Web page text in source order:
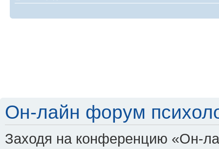
Он-лайн форум
Заходя на конференцию «Он-